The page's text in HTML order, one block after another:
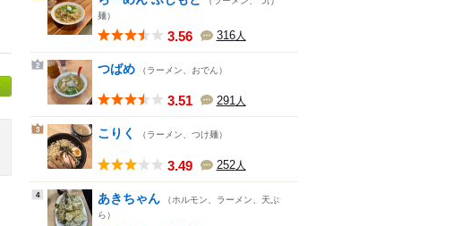
麺）
3.56 316人
2 つばめ （ラーメン、おでん）
3.51 291 人
3 こりく （ラーメン、つけ麺）
3.49 252人
4 あきちゃん （ホルモン、ラーメン、天ぷ
ら）